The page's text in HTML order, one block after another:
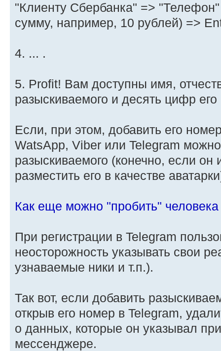
"Клиенту Сбербанка" =>
сумму, например, 10 рублей) =>
4. ... .
5. Profit! Вам доступны имя,
разыскиваемого и десять цифр его
Если, при этом, добавить его
WatsApp, Viber или Telegram
разыскиваемого (конечно, если он
разместить его в качестве
Как еще можно "пробить"
При регистрации в Telegram
неосторожность указывать свои
узнаваемые ники и т.п.).
Так вот, если добавить
открыв его номер в Telegram,
о данных, которые он указывал
мессенджере.